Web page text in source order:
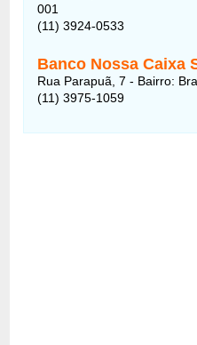
001
(11) 3924-0533
Banco Nossa Caixa
Rua Parapuã, 7 - Bairro:
(11) 3975-1059